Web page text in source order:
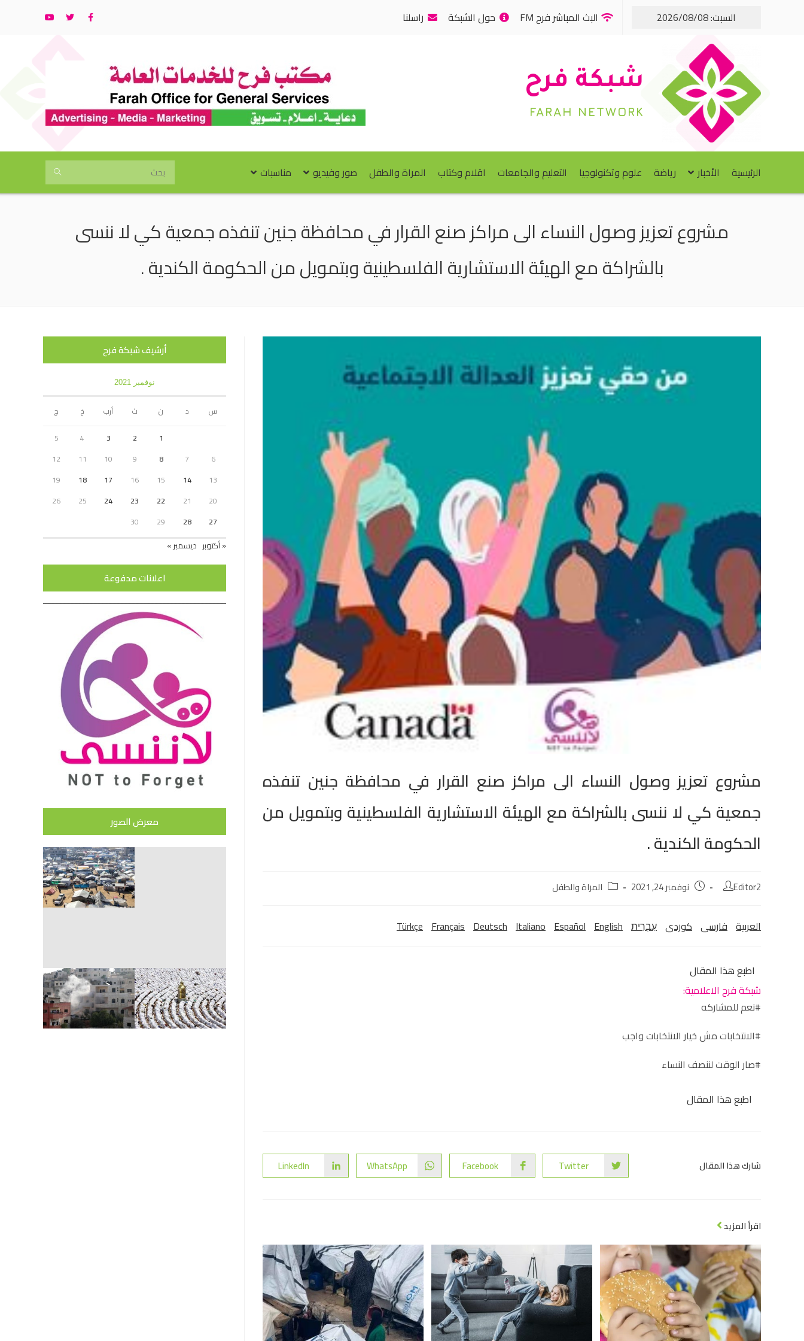
السبت: 2026/08/08 البث المباشر فرح FM حول الشبكة راسلنا
شبكة فرح
FARAH NETWORK
الرئيسية الأخبار رياضة علوم وتكنولوجيا التعليم والجامعات اقلام وكتاب المراة والطفل صور وفيديو مناسبات
مشروع تعزيز وصول النساء الى مراكز صنع القرار في محافظة جنين تنفذه جمعية كي لا ننسى
بالشراكة مع الهيئة الاستشارية الفلسطينية وبتمويل من الحكومة الكندية .
مشروع تعزيز وصول النساء الى مراكز صنع القرار في محافظة جنين تنفذه
جمعية كي لا ننسى بالشراكة مع الهيئة الاستشارية الفلسطينية وبتمويل من
الحكومة الكندية .
Editor2 نوفمبر 24, 2021 المراة والطفل
العربية فارسی كوردی‎ עִבְרִית Türkçe Français Deutsch Italiano Español English
اطبع هذا المقال
شبكة فرح الاعلامية:
#نعم للمشاركه
#الانتخابات مش خيار الانتخابات واجب
#صار الوقت لننصف النساء
اطبع هذا المقال
شارك هذا المقال Twitter
Facebook
WhatsApp
LinkedIn
اقرأ المزيد
أرشيف شبكة فرح
نوفمبر 2021
س د ن ث أرب خ
ج
1
2
3
4
5
6
7
8
9
10
11
12
13
14
15
16
17
18
19
20
21
22
23
24
25
26
27
28
29
30
« أكتوبر ديسمبر »
اعلانات مدفوعة
معرض الصور